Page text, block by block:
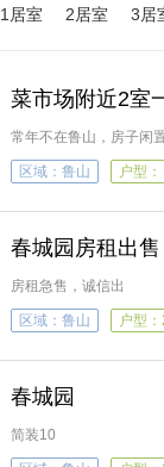
1居室 2居室 3居
菜市场附近2室
常年不在鲁山，房子闲
区域：鲁山 户型：
春城园房租出售
房租急售，诚信出
区域：鲁山 户型
春城园
简装10